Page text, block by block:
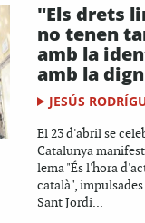
"Els drets
no tenen
amb la
amb la
JESÚS
El 23 d'abril se
Catalunya
lema "És l'hora
català",
Sant Jordi...